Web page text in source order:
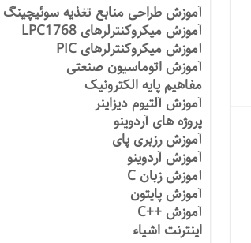
آموزش طراحی منابع تغذیه سوئیچینگ
آموزش میکروکنترلرهای LPC1768
آموزش میکروکنترلرهای PIC
آموزش اتوماسیون صنعتی
مفاهیم پایه الکترونیک
آموزش آلتیوم دیزاینر
پروژه های آردوینو
آموزش رزبری پای
آموزش آردوینو
آموزش زبان C
آموزش پایتون
آموزش ++C
اینترنت اشیاء